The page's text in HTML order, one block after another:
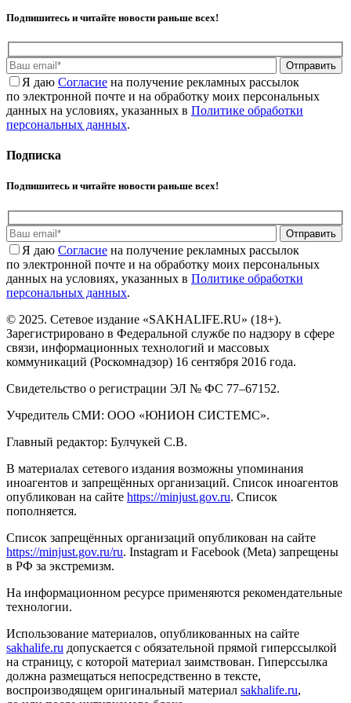
Подпишитесь и читайте новости раньше всех!
Отправить
Я даю Cогласие на получение рекламных рассылок
по электронной почте и на обработку моих персональных
данных на условиях, указанных в Политике обработки
персональных данных.
Подписка
Подпишитесь и читайте новости раньше всех!
Отправить
Я даю Cогласие на получение рекламных рассылок
по электронной почте и на обработку моих персональных
данных на условиях, указанных в Политике обработки
персональных данных.
© 2025. Сетевое издание «SAKHALIFE.RU» (18+).
Зарегистрировано в Федеральной службе по надзору в сфере
связи, информационных технологий и массовых
коммуникаций (Роскомнадзор) 16 сентября 2016 года.
Свидетельство о регистрации ЭЛ № ФС 77–67152.
Учредитель СМИ: ООО «ЮНИОН СИСТЕМС».
Главный редактор: Булчукей С.В.
В материалах сетевого издания возможны упоминания
иноагентов и запрещённых организаций. Список иноагентов
опубликован на сайте https://minjust.gov.ru. Список
пополняется.
Список запрещённых организаций опубликован на сайте
https://minjust.gov.ru/ru. Instagram и Facebook (Metа) запрещены
в РФ за экстремизм.
На информационном ресурсе применяются рекомендательные
технологии.
Использование материалов, опубликованных на сайте
sakhalife.ru допускается с обязательной прямой гиперссылкой
на страницу, с которой материал заимствован. Гиперссылка
должна размещаться непосредственно в тексте,
воспроизводящем оригинальный материал sakhalife.ru,